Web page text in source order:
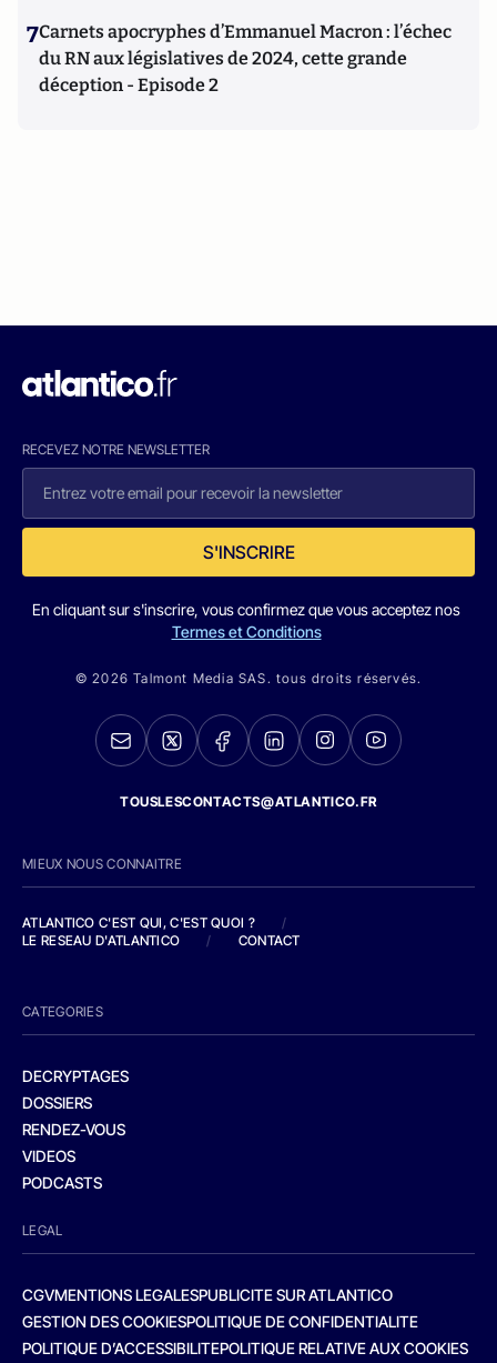
7Carnets apocryphes d’Emmanuel Macron : l’échec
du RN aux législatives de 2024, cette grande
déception - Episode 2
RECEVEZ NOTRE NEWSLETTER
S'INSCRIRE
En cliquant sur s'inscrire, vous confirmez que vous acceptez nos
Termes et Conditions
© 2026 Talmont Media SAS. tous droits réservés.
TOUSLESCONTACTS@ATLANTICO.FR
MIEUX NOUS CONNAITRE
ATLANTICO C'EST QUI, C'EST QUOI ?
/
LE RESEAU D'ATLANTICO
/ CONTACT
CATEGORIES
DECRYPTAGES
DOSSIERS
RENDEZ-VOUS
VIDEOS
PODCASTS
LEGAL
CGVMENTIONS LEGALESPUBLICITE SUR ATLANTICO
GESTION DES COOKIESPOLITIQUE DE CONFIDENTIALITE
POLITIQUE D’ACCESSIBILITEPOLITIQUE RELATIVE AUX COOKIES